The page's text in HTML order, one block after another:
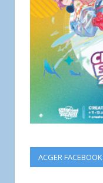
ACGER FACEBOOK